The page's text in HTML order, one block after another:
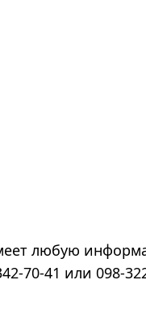
любую
70-41 или 098-